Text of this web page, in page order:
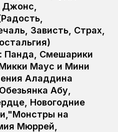
Зависть, Страх,
Панда, Смешарики
Маус и Мини
Аладдина
Абу,
Новогодние
на
Мюррей,